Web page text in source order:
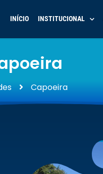
INÍCIO INSTITUCIONAL
Capoeira